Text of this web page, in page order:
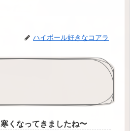
ハイボール好きなコアラ
寒くなってきましたね〜